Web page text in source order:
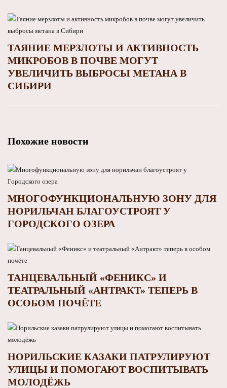
ТАЯНИЕ МЕРЗЛОТЫ И АКТИВНОСТЬ
МИКРОБОВ В ПОЧВЕ МОГУТ
УВЕЛИЧИТЬ ВЫБРОСЫ МЕТАНА В
СИБИРИ
Похожие новости
МНОГОФУНКЦИОНАЛЬНУЮ ЗОНУ ДЛЯ
НОРИЛЬЧАН БЛАГОУСТРОЯТ У
ГОРОДСКОГО ОЗЕРА
ТАНЦЕВАЛЬНЫЙ «ФЕНИКС» И
ТЕАТРАЛЬНЫЙ «АНТРАКТ» ТЕПЕРЬ В
ОСОБОМ ПОЧЁТЕ
НОРИЛЬСКИЕ КАЗАКИ ПАТРУЛИРУЮТ
УЛИЦЫ И ПОМОГАЮТ ВОСПИТЫВАТЬ
МОЛОДЁЖЬ